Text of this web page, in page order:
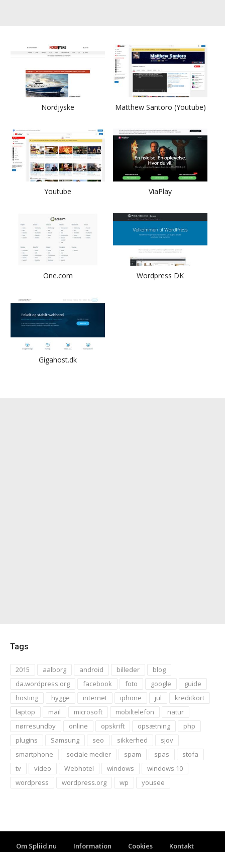
Nordjyske Matthew Santoro (Youtube)
Youtube ViaPlay
One.com Wordpress DK
Gigahost.dk
Tags
2015 aalborg android billeder
blog
da.wordpress.org
facebook foto google
guide
hosting
hygge internet iphone jul
kreditkort
laptop
mail microsoft mobiltelefon
natur
nørresundby
online opskrift opsætning
php
plugins
Samsung seo sikkerhed
sjov
smartphone
sociale medier spam spas
stofa
tv
video Webhotel windows
windows 10
wordpress
wordpress.org wp yousee
Om Spliid.nu Information Cookies Kontakt